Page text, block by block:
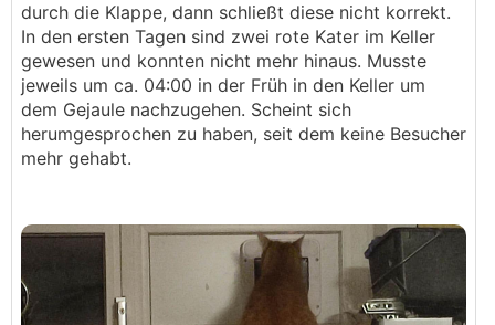
durch die Klappe, dann schließt diese nicht korrekt.
In den ersten Tagen sind zwei rote Kater im Keller
gewesen und konnten nicht mehr hinaus. Musste
jeweils um ca. 04:00 in der Früh in den Keller um
dem Gejaule nachzugehen. Scheint sich
herumgesprochen zu haben, seit dem keine Besucher
mehr gehabt.